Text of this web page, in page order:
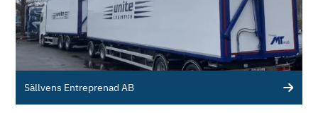
Sällvens Entreprenad AB